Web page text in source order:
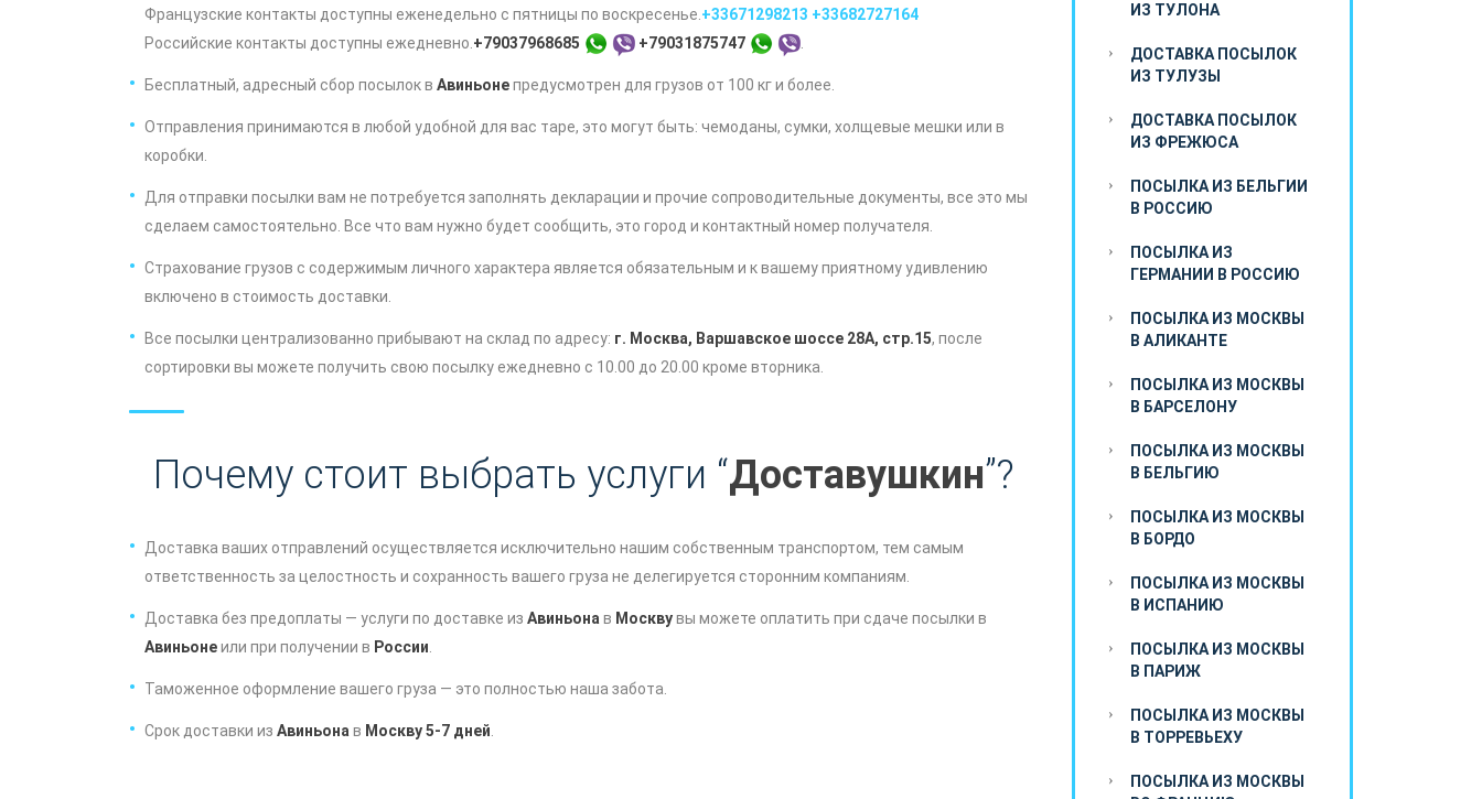
Французские контакты доступны еженедельно с пятницы по воскресенье.+33671298213 +33682727164
Российские контакты доступны ежедневно.+79037968685 +79031875747 .
Бесплатный, адресный сбор посылок в Авиньонепредусмотрен для грузов от 100 кг и более.
Отправления принимаются в любой удобной для вас таре, это могут быть: чемоданы, сумки, холщевые мешки или в
коробки.
Для отправки посылки вам не потребуется заполнять декларации и прочие сопроводительные документы, все это мы
сделаем самостоятельно. Все что вам нужно будет сообщить, это город и контактный номер получателя.
Страхование грузов с содержимым личного характера является обязательным и к вашему приятному удивлению
включено в стоимость доставки.
Все посылки централизованно прибывают на склад по адресу: г. Москва, Варшавское шоссе 28А, стр.15, после
сортировки вы можете получить свою посылку ежедневно с 10.00 до 20.00 кроме вторника.
Почему стоит выбрать услуги “Доставушкин”?
Доставка ваших отправлений осуществляется исключительно нашим собственным транспортом, тем самым
ответственность за целостность и сохранность вашего груза не делегируется сторонним компаниям.
Доставка без предоплаты — услуги по доставке из Авиньонав Москвувы можете оплатить при сдаче посылки в
Авиньонеили при получении в России.
Таможенное оформление вашего груза — это полностью наша забота.
Срок доставки из Авиньонав Москву 5-7 дней.
ИЗ ТУЛОНА
ДОСТАВКА ПОСЫЛОК
ИЗ ТУЛУЗЫ
ДОСТАВКА ПОСЫЛОК
ИЗ ФРЕЖЮСА
ПОСЫЛКА ИЗ БЕЛЬГИИ
В РОССИЮ
ПОСЫЛКА ИЗ
ГЕРМАНИИ В РОССИЮ
ПОСЫЛКА ИЗ МОСКВЫ
В АЛИКАНТЕ
ПОСЫЛКА ИЗ МОСКВЫ
В БАРСЕЛОНУ
ПОСЫЛКА ИЗ МОСКВЫ
В БЕЛЬГИЮ
ПОСЫЛКА ИЗ МОСКВЫ
В БОРДО
ПОСЫЛКА ИЗ МОСКВЫ
В ИСПАНИЮ
ПОСЫЛКА ИЗ МОСКВЫ
В ПАРИЖ
ПОСЫЛКА ИЗ МОСКВЫ
В ТОРРЕВЬЕХУ
ПОСЫЛКА ИЗ МОСКВЫ